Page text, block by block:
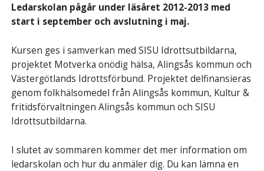
Ledarskolan pågår under läsåret 2012-2013 med
start i september och avslutning i maj.
Kursen ges i samverkan med SISU Idrottsutbildarna,
projektet Motverka onödig hälsa, Alingsås kommun och
Västergötlands Idrottsförbund. Projektet delfinansieras
genom folkhälsomedel från Alingsås kommun, Kultur &
fritidsförvaltningen Alingsås kommun och SISU
Idrottsutbildarna.
I slutet av sommaren kommer det mer information om
ledarskolan och hur du anmäler dig. Du kan lämna en